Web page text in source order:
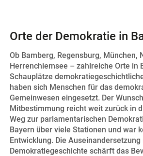
Orte der Demokratie in
Ob Bamberg, Regensburg, München,
Herrenchiemsee – zahlreiche Orte in
Schauplätze
haben sich Menschen für das
Gemeinwesen eingesetzt. Der
Mitbestimmung reicht weit zurück in
Weg zur parlamentarischen
Bayern über viele Stationen und war
Entwicklung. Die
Demokratiegeschichte schärft das